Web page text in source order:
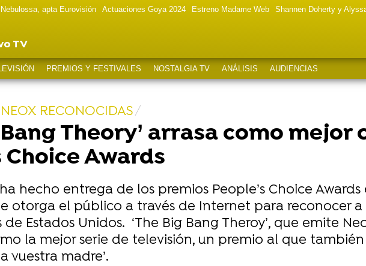
Nebulossa, apta Eurovisión Actuaciones Goya 2024 Estreno Madame Web Shannen Doherty y
TV
PREMIOS Y FESTIVALES NOSTALGIA TV ANÁLISIS AUDIENCIAS
RECONOCIDAS
Bang Theory’ arrasa como mejor
Choice Awards
hecho entrega de los premios People’s Choice Awards
otorga el público a través de Internet para reconocer a
Estados Unidos. ‘The Big Bang Theroy’, que emite
la mejor serie de televisión, un premio al que también
vuestra madre’.